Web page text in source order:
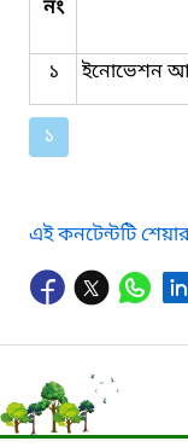
নং
১
ইনোভেশন
১
এই কনটেন্টটি